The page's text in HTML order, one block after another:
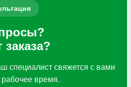
специалист свяжется с вами
рабочее время.